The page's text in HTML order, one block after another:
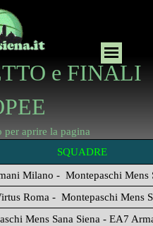
e FINALI
per aprire la pagina
SQUADRE
Milano - Montepaschi Mens
Roma - Montepaschi Mens
Mens Sana Siena - EA7